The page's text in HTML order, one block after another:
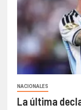
NACIONALES
La última